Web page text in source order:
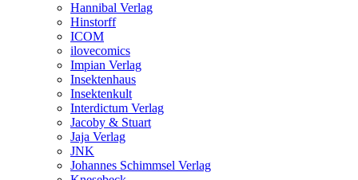
Hannibal Verlag
Hinstorff
ICOM
ilovecomics
Impian Verlag
Insektenhaus
Insektenkult
Interdictum Verlag
Jacoby & Stuart
Jaja Verlag
JNK
Johannes Schimmsel Verlag